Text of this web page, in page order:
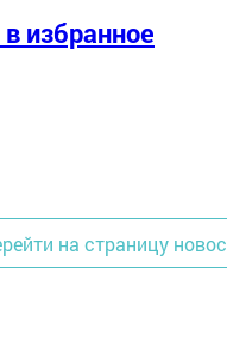
избранное
на страницу